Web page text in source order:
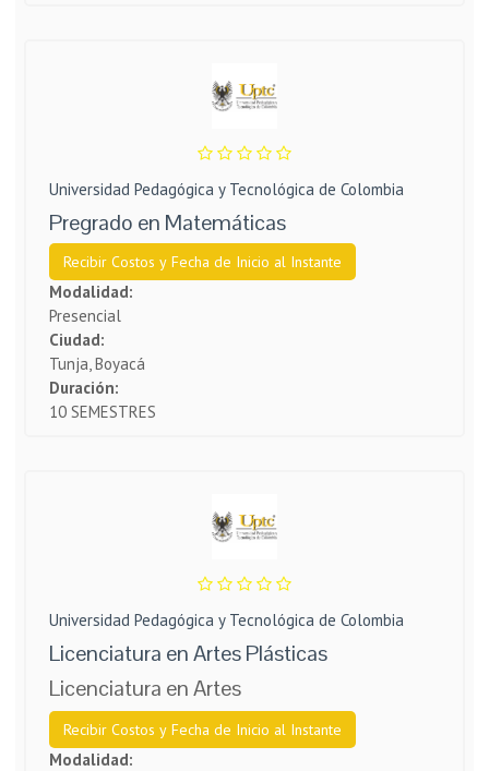
Universidad Pedagógica y Tecnológica de Colombia
Pregrado en Matemáticas
Recibir Costos y Fecha de Inicio al Instante
Modalidad:
Presencial
Ciudad:
Tunja, Boyacá
Duración:
10 SEMESTRES
Universidad Pedagógica y Tecnológica de Colombia
Licenciatura en Artes Plásticas
Licenciatura en Artes
Recibir Costos y Fecha de Inicio al Instante
Modalidad: